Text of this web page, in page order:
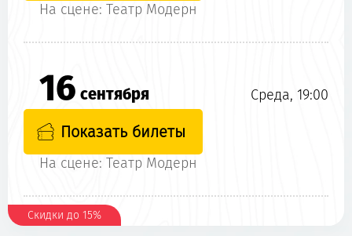
На сцене: Театр Модерн
16 сентября Среда, 19:00
Показать билеты
На сцене: Театр Модерн
Скидки до 15%